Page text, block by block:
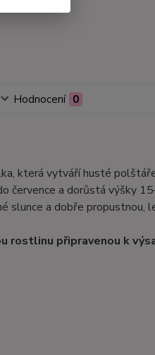
Hodnocení 0
která vytváří husté
a dorůstá výšky
slunce a dobře propustnou,
rostlinu připravenou k